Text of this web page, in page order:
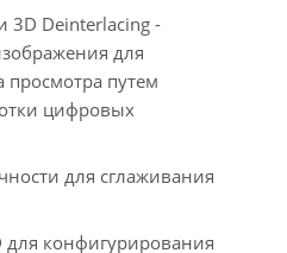
3D Deinterlacing -
для
просмотра путем
цифровых
для сглаживания
конфигурирования